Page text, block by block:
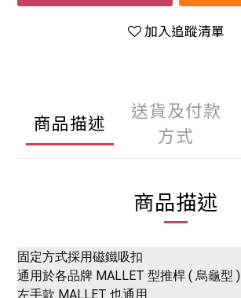
加入追蹤清單
商品描述
送貨及付款
方式
商品描述
固定方式採用磁鐵吸扣
通用於各品牌 MALLET 型推桿 ( 烏龜型 )
左手款 MALLET 也通用